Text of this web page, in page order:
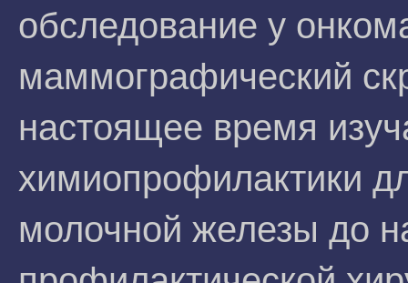
обследование у
маммографический
настоящее время
химиопрофилактики
молочной железы до